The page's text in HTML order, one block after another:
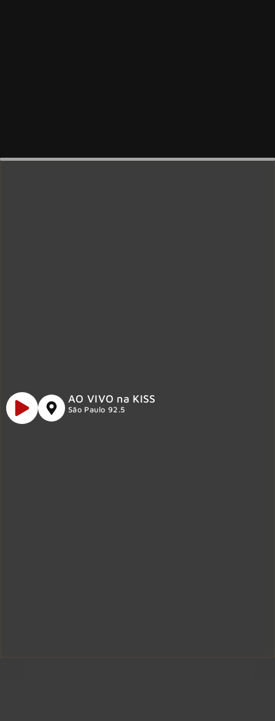
AO VIVO na KISS
São Paulo 92.5